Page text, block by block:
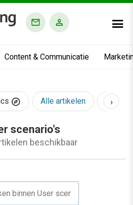
Content & Communicatie
Alle artikelen AI &
›
scenario's
beschikbaar